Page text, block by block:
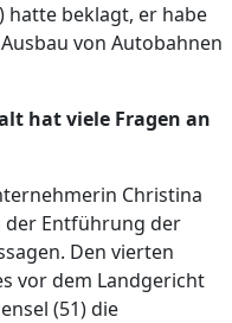
hatte beklagt, er habe
von Autobahnen
hat viele Fragen an
Christina
der Entführung der
Den vierten
vor dem Landgericht
(51) die